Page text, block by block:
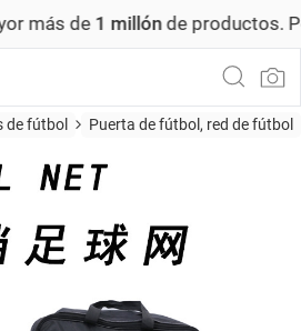
de1 millón de productos. Pedido
de fútbol Puerta de fútbol, red de fútbol